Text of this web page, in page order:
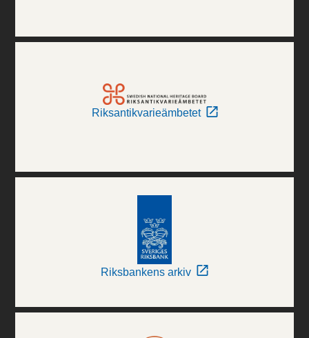
Riksantikvarieämbetet
Riksbankens arkiv